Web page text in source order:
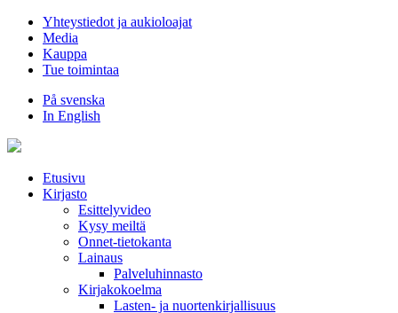
Hyppää
sisältöön
Yhteystiedot ja aukioloajat
Media
Kauppa
Tue toimintaa
På svenska
In English
Etusivu
Kirjasto
Esittelyvideo
Kysy meiltä
Onnet-tietokanta
Lainaus
Palveluhinnasto
Kirjakokoelma
Lasten- ja nuortenkirjallisuus